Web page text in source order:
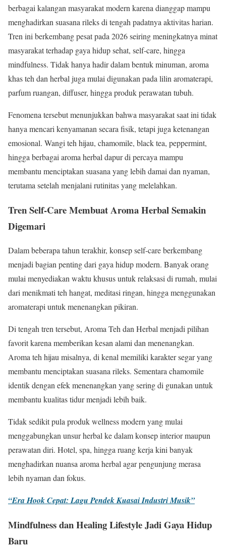
berbagai kalangan masyarakat modern karena dianggap mampu
menghadirkan suasana rileks di tengah padatnya aktivitas harian.
Tren ini berkembang pesat pada 2026 seiring meningkatnya minat
masyarakat terhadap gaya hidup sehat, self-care, hingga
mindfulness. Tidak hanya hadir dalam bentuk minuman, aroma
khas teh dan herbal juga mulai digunakan pada lilin aromaterapi,
parfum ruangan, diffuser, hingga produk perawatan tubuh.
Fenomena tersebut menunjukkan bahwa masyarakat saat ini tidak
hanya mencari kenyamanan secara fisik, tetapi juga ketenangan
emosional. Wangi teh hijau, chamomile, black tea, peppermint,
hingga berbagai aroma herbal dapur di percaya mampu
membantu menciptakan suasana yang lebih damai dan nyaman,
terutama setelah menjalani rutinitas yang melelahkan.
Tren Self-Care Membuat Aroma Herbal Semakin
Digemari
Dalam beberapa tahun terakhir, konsep self-care berkembang
menjadi bagian penting dari gaya hidup modern. Banyak orang
mulai menyediakan waktu khusus untuk relaksasi di rumah, mulai
dari menikmati teh hangat, meditasi ringan, hingga menggunakan
aromaterapi untuk menenangkan pikiran.
Di tengah tren tersebut, Aroma Teh dan Herbal menjadi pilihan
favorit karena memberikan kesan alami dan menenangkan.
Aroma teh hijau misalnya, di kenal memiliki karakter segar yang
membantu menciptakan suasana rileks. Sementara chamomile
identik dengan efek menenangkan yang sering di gunakan untuk
membantu kualitas tidur menjadi lebih baik.
Tidak sedikit pula produk wellness modern yang mulai
menggabungkan unsur herbal ke dalam konsep interior maupun
perawatan diri. Hotel, spa, hingga ruang kerja kini banyak
menghadirkan nuansa aroma herbal agar pengunjung merasa
lebih nyaman dan fokus.
“Era Hook Cepat: Lagu Pendek Kuasai Industri Musik”
Mindfulness dan Healing Lifestyle Jadi Gaya Hidup
Baru